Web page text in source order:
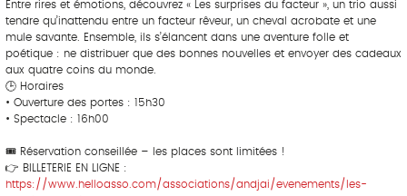
Entre rires et émotions, découvrez « Les surprises du facteur », un trio aussi
tendre qu’inattendu entre un facteur rêveur, un cheval acrobate et une
mule savante. Ensemble, ils s’élancent dans une aventure folle et
poétique : ne distribuer que des bonnes nouvelles et envoyer des cadeaux
aux quatre coins du monde.
🕒 Horaires
• Ouverture des portes : 15h30
• Spectacle : 16h00
🎟️ Réservation conseillée – les places sont limitées !
👉 BILLETERIE EN LIGNE :
https://www.helloasso.com/associations/andjai/evenements/les-